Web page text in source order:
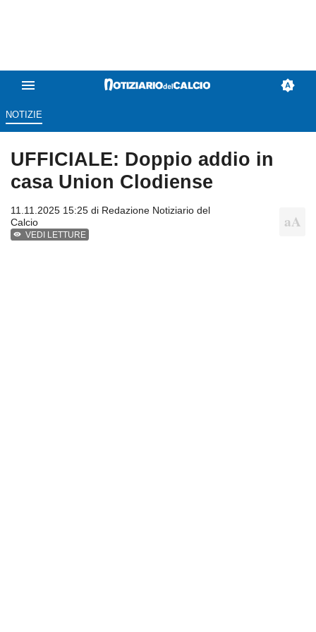
NOTIZIE
UFFICIALE: Doppio addio in
casa Union Clodiense
11.11.2025 15:25 di Redazione Notiziario del
Calcio
VEDI LETTURE